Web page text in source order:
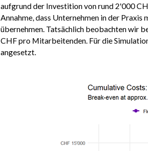
aufgrund der Investition von rund 2'000
Annahme, dass Unternehmen in der
übernehmen. Tatsächlich beobachten wir
CHF pro Mitarbeitenden. Für die
angesetzt.